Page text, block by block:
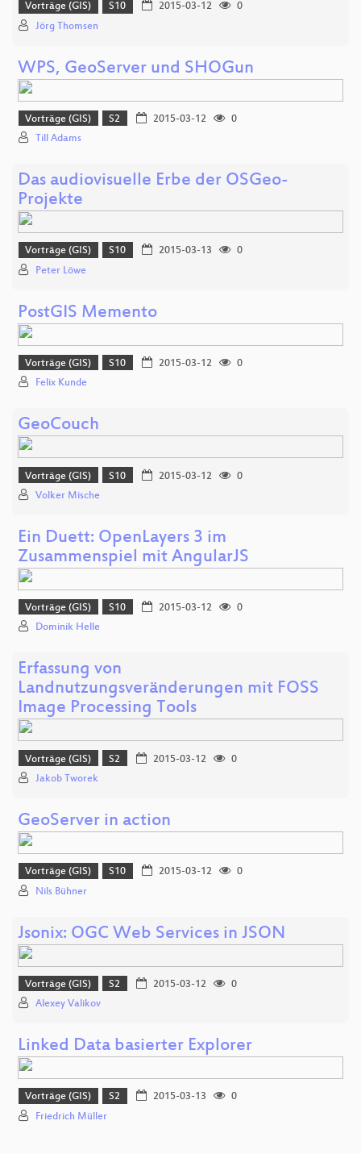
Vorträge (GIS) S10 2015-03-12
0
Jörg Thomsen
WPS, GeoServer und SHOGun
Vorträge (GIS) S2 2015-03-12
0
Till Adams
Das audiovisuelle Erbe der OSGeo-
Projekte
Vorträge (GIS) S10 2015-03-13
0
Peter Löwe
PostGIS Memento
Vorträge (GIS) S10 2015-03-12
0
Felix Kunde
GeoCouch
Vorträge (GIS) S10 2015-03-12
0
Volker Mische
Ein Duett: OpenLayers 3 im
Zusammenspiel mit AngularJS
Vorträge (GIS) S10 2015-03-12
0
Dominik Helle
Erfassung von
Landnutzungsveränderungen mit FOSS
Image Processing Tools
Vorträge (GIS) S2 2015-03-12
0
Jakob Tworek
GeoServer in action
Vorträge (GIS) S10 2015-03-12
0
Nils Bühner
Jsonix: OGC Web Services in JSON
Vorträge (GIS) S2 2015-03-12
0
Alexey Valikov
Linked Data basierter Explorer
Vorträge (GIS) S2 2015-03-13
0
Friedrich Müller